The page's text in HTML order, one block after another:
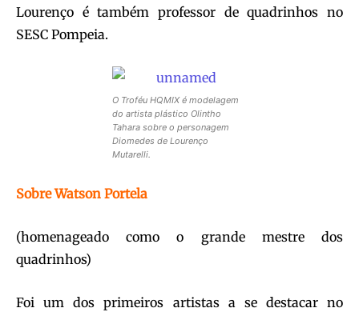
Lourenço é também professor de quadrinhos no
SESC Pompeia.
O Troféu HQMIX é modelagem
do artista plástico Olintho
Tahara sobre o personagem
Diomedes de Lourenço
Mutarelli.
Sobre Watson Portela
(homenageado como o grande mestre dos
quadrinhos)
Foi um dos primeiros artistas a se destacar no